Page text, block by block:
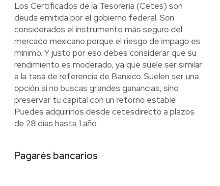
Los Certificados de la Tesorería (Cetes) son
deuda emitida por el gobierno federal. Son
considerados el instrumento más seguro del
mercado mexicano porque el riesgo de impago es
mínimo. Y justo por eso debes considerar que su
rendimiento es moderado, ya que suele ser similar
a la tasa de referencia de Banxico. Suelen ser una
opción si no buscas grandes ganancias, sino
preservar tu capital con un retorno estable.
Puedes adquirirlos desde cetesdirecto a plazos
de 28 días hasta 1 año.
Pagarés bancarios